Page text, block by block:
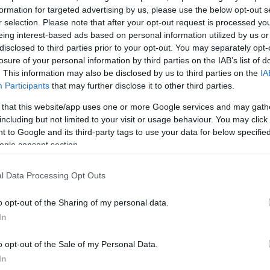
for targeted advertising by us, please use the below opt-out
selection. Please note that after your opt-out request is processed
interest-based ads based on personal information utilized by us
to third parties prior to your opt-out. You may separately
of your personal information by third parties on the IAB’s list of
This information may also be disclosed by us to third parties on the
Participants that may further disclose it to other third parties.
that this website/app uses one or more Google services and may
but not limited to your visit or usage behaviour. You may
to Google and its third-party tags to use your data for below
consent section.
Data Processing Opt Outs
opt-out of the Sharing of my personal data.
opt-out of the Sale of my Personal Data.
αφοράκαι τράπεζες, όχι μόνο οφειλές σε
ή την ΑΑΔΕ.«Εκατοντάδες χιλιάδες συμπολίτες
σκεφτούμε ότι υπάρχουν περί τις 400.000
που με τον ένα ή τον άλλο τρόπο γίνεται
, τόνισε.
του Δημοσίου έχει υπόλοιπο τραπεζικού
και η οφειλή του είναι 2.000 ευρώ. Μέχρι να
διάταξη,
το Δημόσιο μπορεί να μπει στον
να του αποσπάσει 250 ευρώ